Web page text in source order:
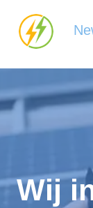
Wij